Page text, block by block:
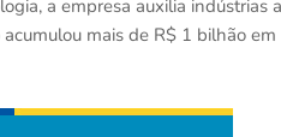
a empresa auxilia indústrias a
mais de R$ 1 bilhão em